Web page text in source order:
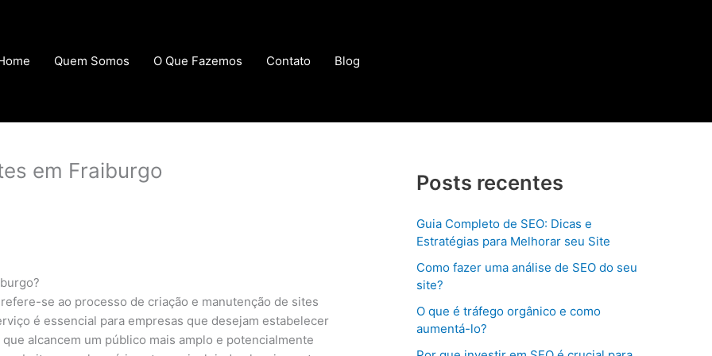
Quem Somos O Que Fazemos Contato Blog
em Fraiburgo
se ao processo de criação e manutenção de sites
é essencial para empresas que desejam estabelecer
alcancem um público mais amplo e potencialmente
Posts recentes
Guia Completo de SEO: Dicas e
Estratégias para Melhorar seu Site
Como fazer uma análise de SEO do seu
site?
O que é tráfego orgânico e como
aumentá-lo?